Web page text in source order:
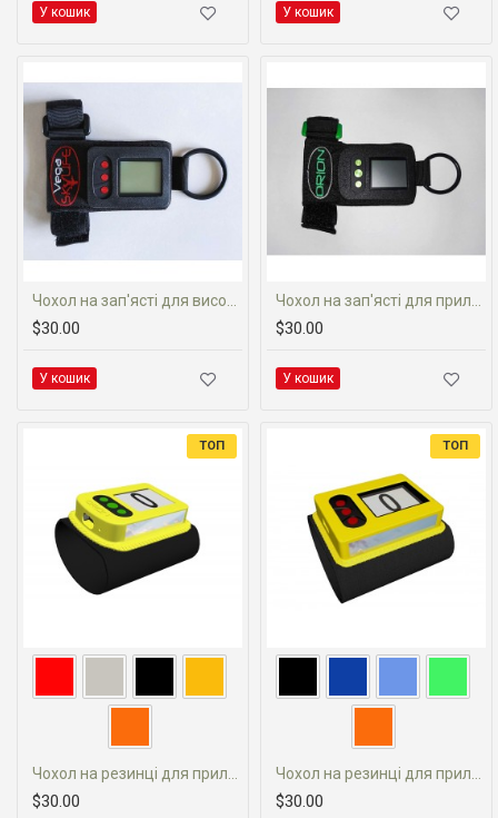
У кошик У кошик
$30.00
У кошик
$30.00
У кошик
ТОП
$30.00
ТОП
$30.00